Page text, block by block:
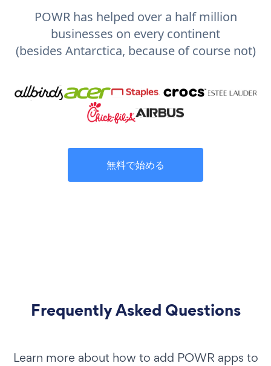
POWR has helped over a half million
businesses on every continent
(besides Antarctica, because of course not)
無料で始める
Frequently Asked Questions
Learn more about how to add POWR apps to